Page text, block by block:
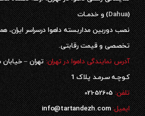
(
Dahua) و خدمـات
نصب دوربین مداربسته داهوا درسراسر ایران،
تخصصی و قیمت رقابتی.
آدرس نمایندگی داهوا در تهران:تهران –
کـوچـه سـرمـد پلاک 1
تلفن:52605-021
ایمیل:info@tartandezh.com